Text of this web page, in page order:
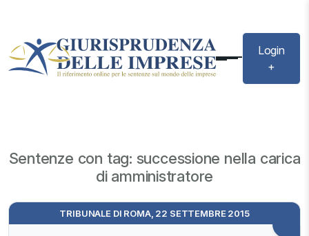
Login
+
Sentenze con tag: successione nella carica
di amministratore
TRIBUNALE DI ROMA, 22 SETTEMBRE 2015